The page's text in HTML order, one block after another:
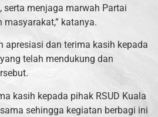
serta menjaga marwah Partai
masyarakat,” katanya.
apresiasi dan terima kasih kepada
telah mendukung dan
kasih kepada pihak RSUD Kuala
sehingga kegiatan berbagi ini